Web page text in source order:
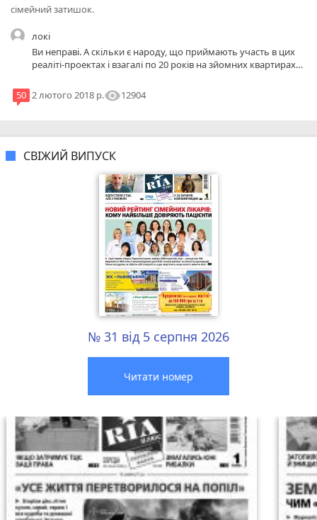
сімейний затишок.
локі
Ви неправі. А скільки є народу, що приймають участь в цих
реаліті-проектах і взагалі по 20 років на зйомних квартирах
написано, щохто проживає у зйомній квартирі, то участі в
програмі брати не може?
50 2 лютого 2018 р.visibility12904
СВІЖИЙ ВИПУСК
№ 31 від 5 серпня 2026
Читати номер